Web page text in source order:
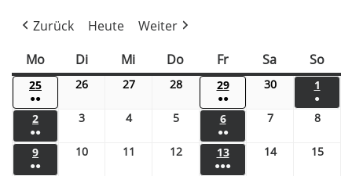
Zurück Heute
Weiter
Mo
Di Mi Do Fr Sa So
25
●●
26 27 28 29
●●
30 1
●
2
●●
3 4 5 6
●●
7 8
9
●●
10 11 12 13
●●●
14 15